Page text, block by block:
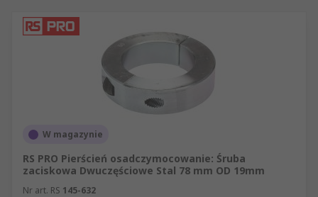
W magazynie
RS PRO Pierścień osadczymocowanie: Śruba
zaciskowa Dwuczęściowe Stal 78 mm OD 19mm
Nr art. RS 145-632